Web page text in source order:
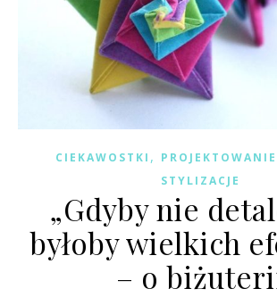
CIEKAWOSTKI ,
STYLIZACJE
„Gdyby nie
byłoby wielkich
– o